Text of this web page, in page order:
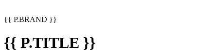
{{ P.BRAND }}
{{ P.TITLE }}